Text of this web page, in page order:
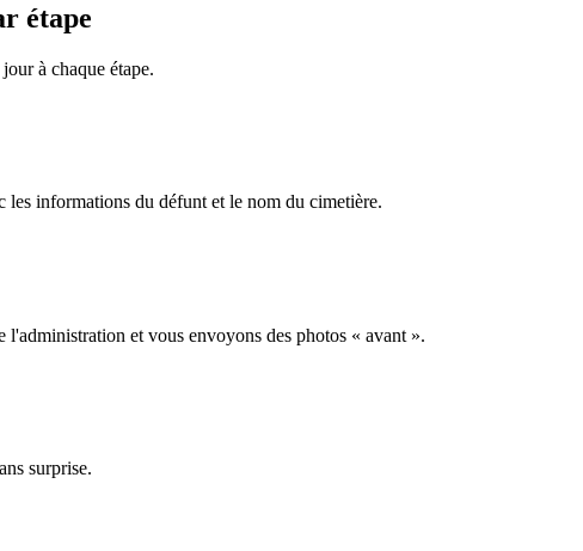
étape
à chaque étape.
informations du défunt et le nom du cimetière.
l'administration et vous envoyons des photos « avant ».
surprise.